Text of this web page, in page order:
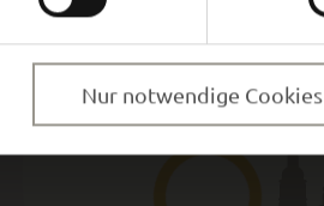
Nur notwendige Cookies